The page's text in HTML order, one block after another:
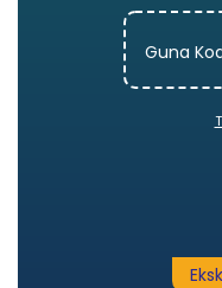
Guna